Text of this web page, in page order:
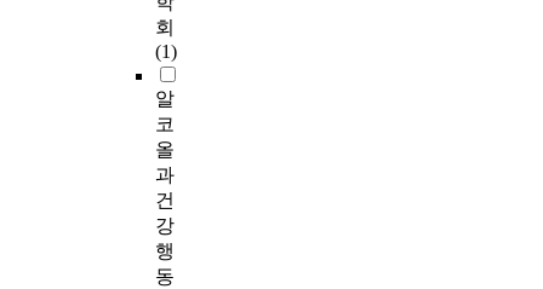
회
(1)
알
코
올
과
건
강
행
동